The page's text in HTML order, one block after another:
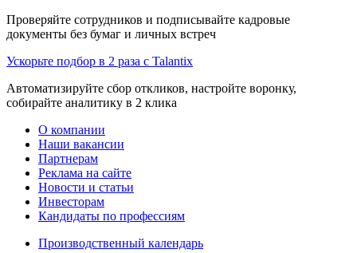
Проверяйте сотрудников и подписывайте кадровые
документы без бумаг и личных встреч
Ускорьте подбор в 2 раза с Talantix
Автоматизируйте сбор откликов, настройте воронку,
собирайте аналитику в 2 клика
О компании
Наши вакансии
Партнерам
Реклама на сайте
Новости и статьи
Инвесторам
Кандидаты по профессиям
Производственный календарь